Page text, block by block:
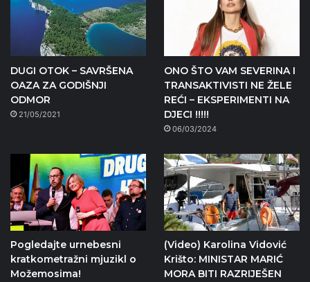
DUGI OTOK – SAVRŠENA
OAZA ZA GODIŠNJI
ODMOR
21/05/2021
ONO ŠTO VAM SEVERINA I
TRANSAKTIVISTI NE ŽELE
REĆI – EKSPERIMENTI NA
DJECI !!!!!
06/03/2024
Pogledajte urnebesni
kratkometražni mjuzikl o
Možemosima!
(Video) Karolina Vidović
Krišto: MINISTAR MARIĆ
MORA BITI RAZRIJEŠEN